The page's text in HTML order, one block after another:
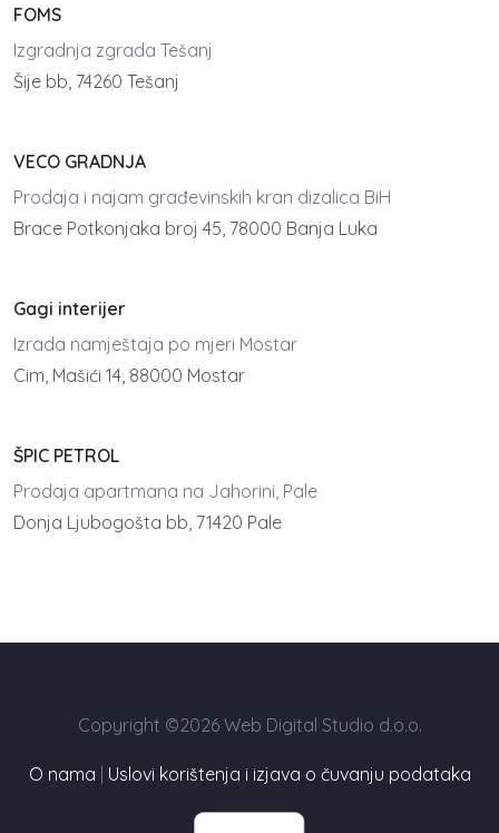
FOMS
Izgradnja zgrada Tešanj
Šije bb, 74260 Tešanj
VECO GRADNJA
Prodaja i najam građevinskih kran dizalica BiH
Brace Potkonjaka broj 45, 78000 Banja Luka
Gagi interijer
Izrada namještaja po mjeri Mostar
Cim, Mašići 14, 88000 Mostar
ŠPIC PETROL
Prodaja apartmana na Jahorini, Pale
Donja Ljubogošta bb, 71420 Pale
Copyright ©2026 Web Digital Studio d.o.o.
O nama Uslovi korištenja i izjava o čuvanju podataka